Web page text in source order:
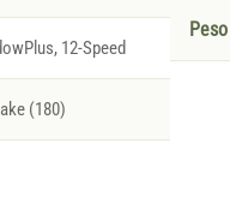
12-Speed
(180)